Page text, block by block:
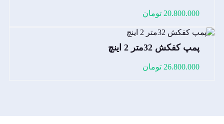
20.800.000 تومان
پمپ کفکش 32متر 2 اینچ
26.800.000 تومان